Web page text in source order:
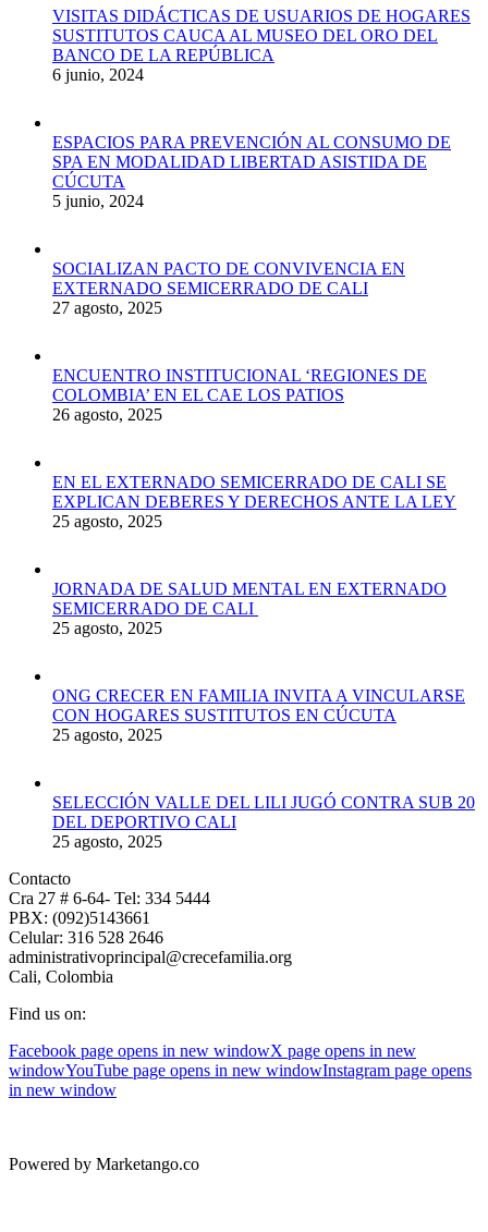
VISITAS DIDÁCTICAS DE USUARIOS DE HOGARES
SUSTITUTOS CAUCA AL MUSEO DEL ORO DEL
BANCO DE LA REPÚBLICA
6 junio, 2024
ESPACIOS PARA PREVENCIÓN AL CONSUMO DE
SPA EN MODALIDAD LIBERTAD ASISTIDA DE
CÚCUTA
5 junio, 2024
SOCIALIZAN PACTO DE CONVIVENCIA EN
EXTERNADO SEMICERRADO DE CALI
27 agosto, 2025
ENCUENTRO INSTITUCIONAL ‘REGIONES DE
COLOMBIA’ EN EL CAE LOS PATIOS
26 agosto, 2025
EN EL EXTERNADO SEMICERRADO DE CALI SE
EXPLICAN DEBERES Y DERECHOS ANTE LA LEY
25 agosto, 2025
JORNADA DE SALUD MENTAL EN EXTERNADO
SEMICERRADO DE CALI
25 agosto, 2025
ONG CRECER EN FAMILIA INVITA A VINCULARSE
CON HOGARES SUSTITUTOS EN CÚCUTA
25 agosto, 2025
SELECCIÓN VALLE DEL LILI JUGÓ CONTRA SUB 20
DEL DEPORTIVO CALI
25 agosto, 2025
Contacto
Cra 27 # 6-64- Tel: 334 5444
PBX: (092)5143661
Celular: 316 528 2646
administrativoprincipal@crecefamilia.org
Cali, Colombia
Find us on:
Facebook page opens in new windowX page opens in new
windowYouTube page opens in new windowInstagram page opens
in new window
Powered by Marketango.co